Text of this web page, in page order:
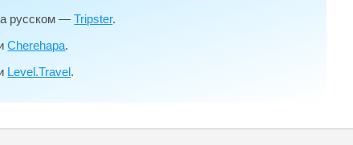
русском —Tripster.
Cherehapa.
Level.Travel .